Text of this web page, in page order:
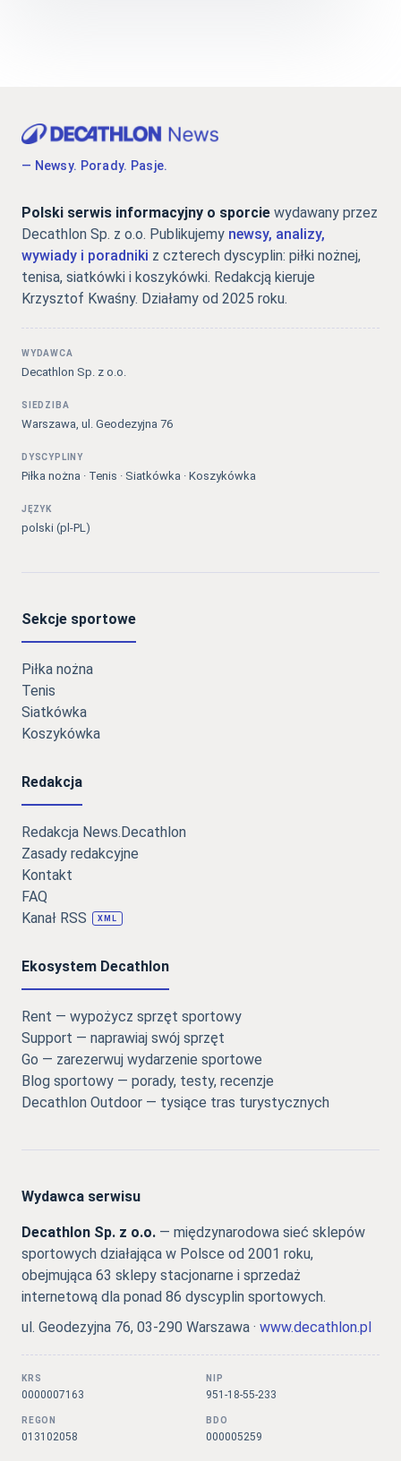
— Newsy. Porady. Pasje.
Polski serwis informacyjny o sporcie wydawany przez
Decathlon Sp. z o.o. Publikujemy newsy, analizy,
wywiady i poradniki z czterech dyscyplin: piłki nożnej,
tenisa, siatkówki i koszykówki. Redakcją kieruje
Krzysztof Kwaśny. Działamy od 2025 roku.
WYDAWCA
Decathlon Sp. z o.o.
SIEDZIBA
Warszawa, ul. Geodezyjna 76
DYSCYPLINY
Piłka nożna · Tenis · Siatkówka · Koszykówka
JĘZYK
polski (pl-PL)
Sekcje sportowe
Piłka nożna
Tenis
Siatkówka
Koszykówka
Redakcja
Redakcja News.Decathlon
Zasady redakcyjne
Kontakt
FAQ
Kanał RSS
XML
Ekosystem Decathlon
Rent — wypożycz sprzęt sportowy
Support — naprawiaj swój sprzęt
Go — zarezerwuj wydarzenie sportowe
Blog sportowy — porady, testy, recenzje
Decathlon Outdoor — tysiące tras turystycznych
Wydawca serwisu
Decathlon Sp. z o.o. — międzynarodowa sieć sklepów
sportowych działająca w Polsce od 2001 roku,
obejmująca 63 sklepy stacjonarne i sprzedaż
internetową dla ponad 86 dyscyplin sportowych.
ul. Geodezyjna 76, 03-290 Warszawa · www.decathlon.pl
KRS
0000007163
NIP
951-18-55-233
REGON
013102058
BDO
000005259